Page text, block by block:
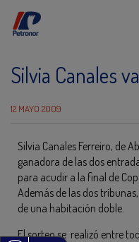
Silvia Canales
12 MAYO 2009
Silvia Canales Ferreiro, de
ganadora de las dos
para acudir a la final de
Además de las dos
de una habitación doble.
El sorteo se realizó entre